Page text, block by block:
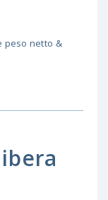
peso netto &